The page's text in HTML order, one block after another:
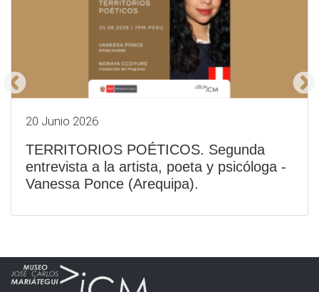
20 Junio 2026
TERRITORIOS POÉTICOS. Segunda
entrevista a la artista, poeta y psicóloga -
Vanessa Ponce (Arequipa).